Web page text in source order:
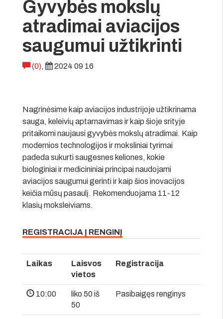
Gyvybės mokslų
atradimai aviacijos
saugumui užtikrinti
(0), 2024 09 16
Nagrinėsime kaip aviacijos industrijoje užtikrinama
sauga, keleivių aptarnavimas ir kaip šioje srityje
pritaikomi naujausi gyvybės mokslų atradimai. Kaip
modernios technologijos ir moksliniai tyrimai
padeda sukurti saugesnes keliones, kokie
biologiniai ir medicininiai principai naudojami
aviacijos saugumui gerinti ir kaip šios inovacijos
keičia mūsų pasaulį. Rekomenduojama 11-12
klasių moksleiviams.
REGISTRACIJA Į RENGINĮ
Laikas
Laisvos
vietos
Registracija
10:00
liko 50 iš
50
Pasibaigęs renginys